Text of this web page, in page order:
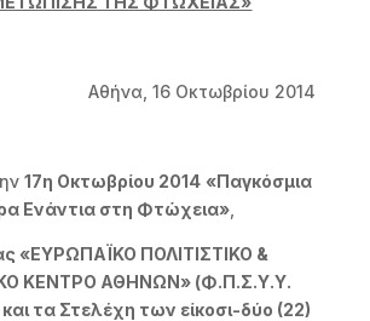
Αθήνα, 16 Οκτωβρίου 2014
17η Οκτωβρίου 2014 «Παγκόσμια
Ενάντια στη Φτώχεια»
«ΕΥΡΩΠΑΪΚΟ ΠΟΛΙΤΙΣΤΙΚΟ &
ΚΕΝΤΡΟ ΑΘΗΝΩΝ» (Φ.Π.Σ.Υ.Υ.
τα Στελέχη των είκοσι-δύο (22)